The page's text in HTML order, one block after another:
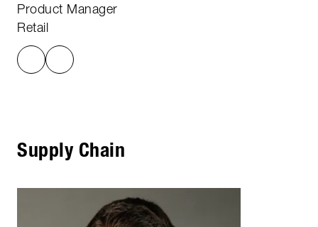
Product Manager
Retail
Supply Chain